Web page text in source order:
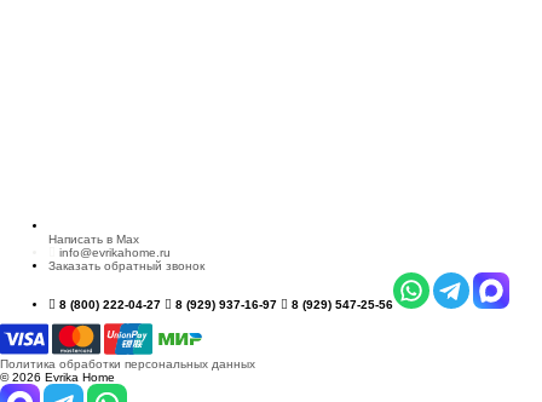
Написать в Max
info@evrikahome.ru
Заказать обратный звонок
8 (800) 222-04-27 8 (929) 937-16-97 8 (929) 547-25-56
Политика обработки персональных данных
© 2026 Evrika Home